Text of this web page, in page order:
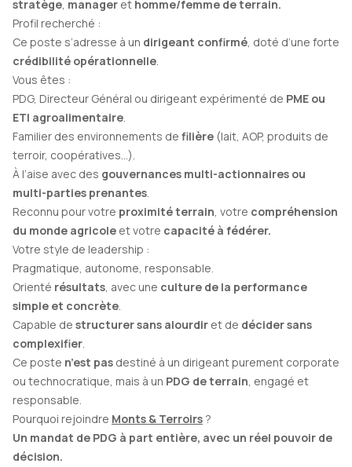
stratège, manager et homme/femme de terrain.
Profil recherché :
Ce poste s’adresse à un dirigeant confirmé, doté d’une forte
crédibilité opérationnelle.
Vous êtes :
PDG, Directeur Général ou dirigeant expérimenté de PME ou
ETI agroalimentaire.
Familier des environnements de filière (lait, AOP, produits de
terroir, coopératives…).
À l’aise avec des gouvernances multi-actionnaires ou
multi-parties prenantes.
Reconnu pour votre proximité terrain, votre compréhension
du monde agricole et votre capacité à fédérer.
Votre style de leadership :
Pragmatique, autonome, responsable.
Orienté résultats, avec une culture de la performance
simple et concrète.
Capable de structurer sans alourdir et de décider sans
complexifier.
Ce poste n’est pas destiné à un dirigeant purement corporate
ou technocratique, mais à un PDG de terrain, engagé et
responsable.
Pourquoi rejoindre Monts & Terroirs ?
Un mandat de PDG à part entière, avec un réel pouvoir de
décision.